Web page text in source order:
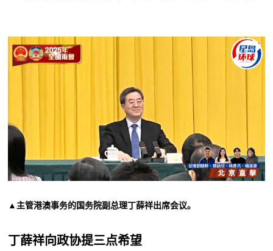
▲主管港澳事务的国务院副总理丁薛祥出席会议。
丁薛祥向政协提三点希望